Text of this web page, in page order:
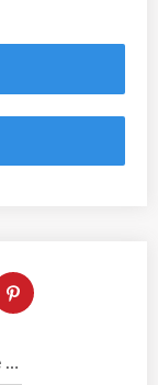
Marquer cette annonce comme...